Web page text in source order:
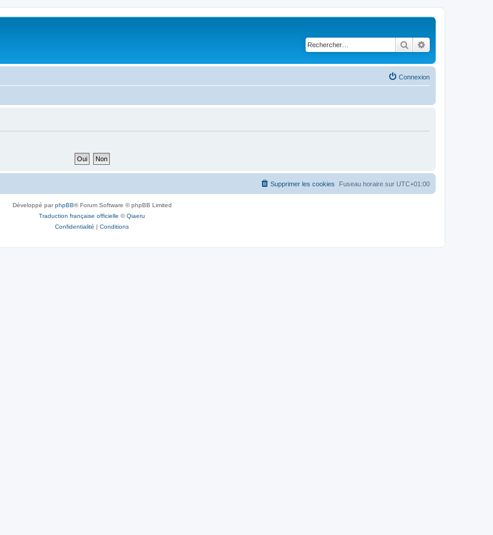
Rechercher
Connexion
Fuseau horaire sur UTC+01:00
Supprimer les cookies
Développé parphpBB® Forum Software © phpBB Limited
Traduction française officielle ©Qiaeru
Confidentialité | Conditions